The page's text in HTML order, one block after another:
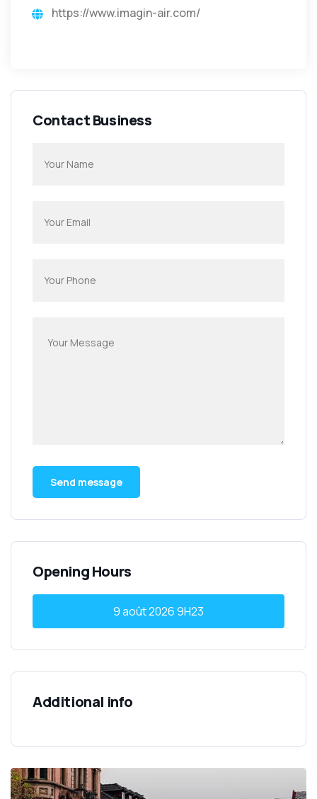
https://www.imagin-air.com/
Contact Business
Opening Hours
9 août 20269H23
Additional info